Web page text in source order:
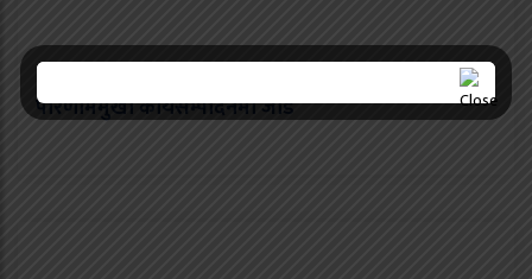
परिणाममुखी कार्यसम्पादनमा जोड